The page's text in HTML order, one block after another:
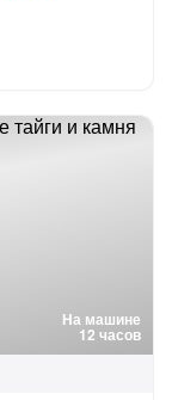
На машине
12 часов